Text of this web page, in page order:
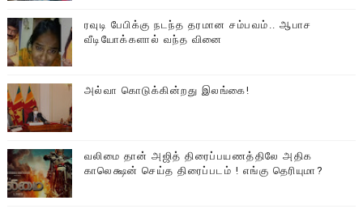
ரவுடி பேபிக்கு நடந்த தரமான சம்பவம்.. ஆபாச
வீடியோக்களால் வந்த வினை
அல்வா கொடுக்கின்றது இலங்கை!
வலிமை தான் அஜித் திரைப்பயணத்திலே அதிக
காலெக்ஷன் செய்த திரைப்படம் ! எங்கு தெரியுமா?